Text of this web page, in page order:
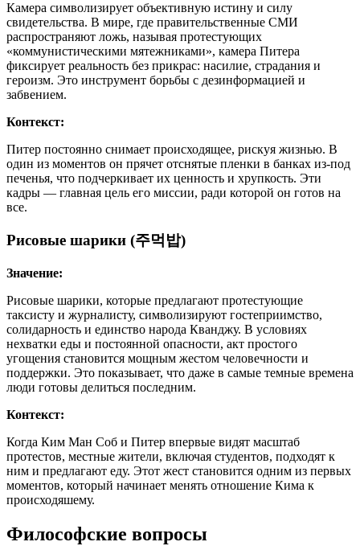
Камера символизирует объективную истину и силу
свидетельства. В мире, где правительственные СМИ
распространяют ложь, называя протестующих
«коммунистическими мятежниками», камера Питера
фиксирует реальность без прикрас: насилие, страдания и
героизм. Это инструмент борьбы с дезинформацией и
забвением.
Контекст:
Питер постоянно снимает происходящее, рискуя жизнью. В
один из моментов он прячет отснятые пленки в банках из-под
печенья, что подчеркивает их ценность и хрупкость. Эти
кадры — главная цель его миссии, ради которой он готов на
все.
Рисовые шарики (주먹밥)
Значение:
Рисовые шарики, которые предлагают протестующие
таксисту и журналисту, символизируют гостеприимство,
солидарность и единство народа Кванджу. В условиях
нехватки еды и постоянной опасности, акт простого
угощения становится мощным жестом человечности и
поддержки. Это показывает, что даже в самые темные времена
люди готовы делиться последним.
Контекст:
Когда Ким Ман Соб и Питер впервые видят масштаб
протестов, местные жители, включая студентов, подходят к
ним и предлагают еду. Этот жест становится одним из первых
моментов, который начинает менять отношение Кима к
происходяшему.
Философские вопросы